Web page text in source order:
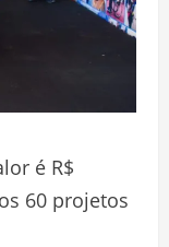
é R$
60 projetos